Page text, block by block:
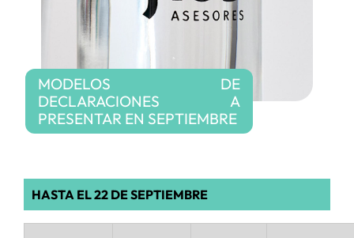
MODELOS DE
DECLARACIONES A
PRESENTAR EN SEPTIEMBRE
HASTA EL 22 DE SEPTIEMBRE